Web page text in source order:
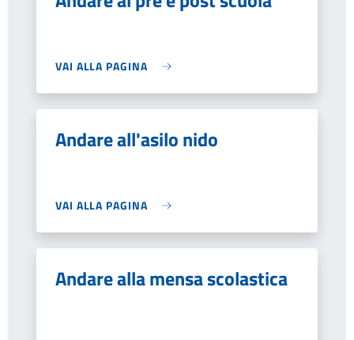
VAI ALLA PAGINA
Andare all'asilo nido
VAI ALLA PAGINA
Andare alla mensa scolastica